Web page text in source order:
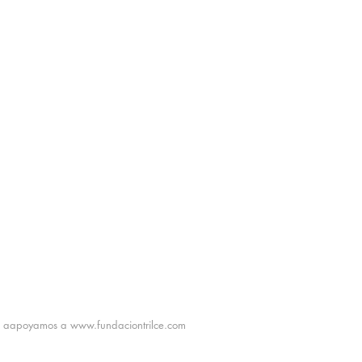
aapoyamos a www.fundaciontrilce.com